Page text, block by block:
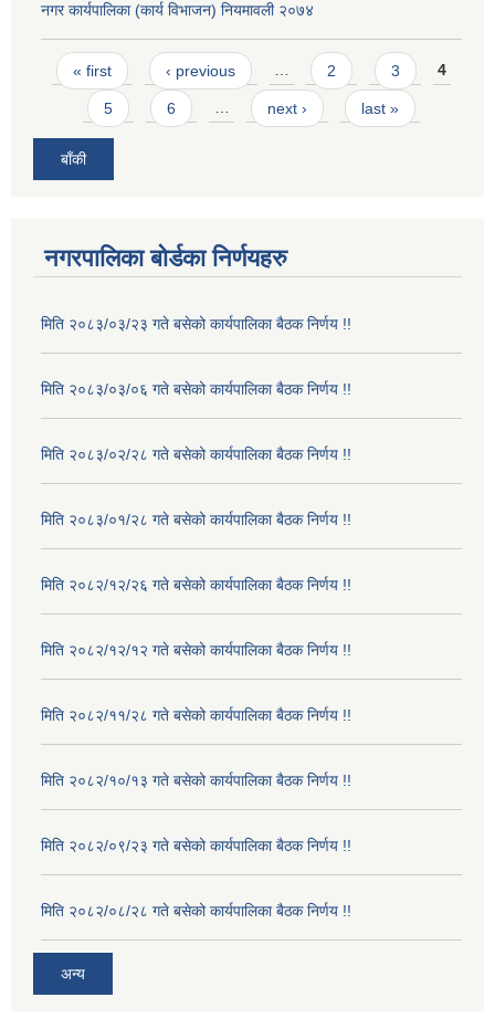
नगर कार्यपालिका (कार्य विभाजन) नियमावली २०७४
Pages
« first ‹ previous … 2 3 4
5 6 … next › last »
बाँकी
नगरपालिका बोर्डका निर्णयहरु
मिति २०८३/०३/२३ गते बसेको कार्यपालिका बैठक निर्णय !!
मिति २०८३/०३/०६ गते बसेको कार्यपालिका बैठक निर्णय !!
मिति २०८३/०२/२८ गते बसेको कार्यपालिका बैठक निर्णय !!
मिति २०८३/०१/२८ गते बसेको कार्यपालिका बैठक निर्णय !!
मिति २०८२/१२/२६ गते बसेको कार्यपालिका बैठक निर्णय !!
मिति २०८२/१२/१२ गते बसेको कार्यपालिका बैठक निर्णय !!
मिति २०८२/११/२८ गते बसेको कार्यपालिका बैठक निर्णय !!
मिति २०८२/१०/१३ गते बसेको कार्यपालिका बैठक निर्णय !!
मिति २०८२/०९/२३ गते बसेको कार्यपालिका बैठक निर्णय !!
मिति २०८२/०८/२८ गते बसेको कार्यपालिका बैठक निर्णय !!
अन्य